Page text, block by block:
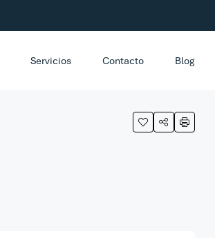
Servicios Contacto Blog